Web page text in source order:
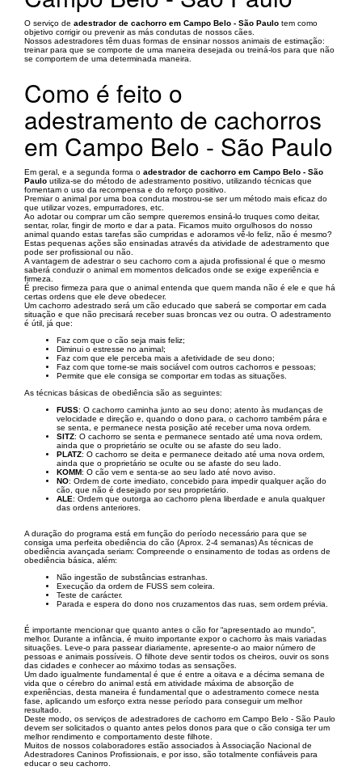
O serviço de adestrador de cachorro em Campo Belo - São Paulo tem como
objetivo corrigir ou prevenir as más condutas de nossos cães.
Nossos adestradores têm duas formas de ensinar nossos animais de estimação:
treinar para que se comporte de uma maneira desejada ou treiná-los para que não
se comportem de uma determinada maneira.
Como é feito o
adestramento de cachorros
em Campo Belo - São Paulo
Em geral, e a segunda forma o adestrador de cachorro em Campo Belo - São
Paulo utiliza-se do método de adestramento positivo, utilizando técnicas que
fomentam o uso da recompensa e do reforço positivo.
Premiar o animal por uma boa conduta mostrou-se ser um método mais eficaz do
que utilizar vozes, empurradores, etc.
Ao adotar ou comprar um cão sempre queremos ensiná-lo truques como deitar,
sentar, rolar, fingir de morto e dar a pata. Ficamos muito orgulhosos do nosso
animal quando estas tarefas são cumpridas e adoramos vê-lo feliz, não é mesmo?
Estas pequenas ações são ensinadas através da atividade de adestramento que
pode ser profissional ou não.
A vantagem de adestrar o seu cachorro com a ajuda profissional é que o mesmo
saberá conduzir o animal em momentos delicados onde se exige experiência e
firmeza.
É preciso firmeza para que o animal entenda que quem manda não é ele e que há
certas ordens que ele deve obedecer.
Um cachorro adestrado será um cão educado que saberá se comportar em cada
situação e que não precisará receber suas broncas vez ou outra. O adestramento
é útil, já que:
Faz com que o cão seja mais feliz;
Diminui o estresse no animal;
Faz com que ele perceba mais a afetividade de seu dono;
Faz com que torne-se mais sociável com outros cachorros e pessoas;
Permite que ele consiga se comportar em todas as situações.
As técnicas básicas de obediência são as seguintes:
FUSS: O cachorro caminha junto ao seu dono; atento às mudanças de
velocidade e direção e, quando o dono para, o cachorro também pára e
se senta, e permanece nesta posição até receber uma nova ordem.
SITZ: O cachorro se senta e permanece sentado até uma nova ordem,
ainda que o proprietário se oculte ou se afaste do seu lado.
PLATZ: O cachorro se deita e permanece deitado até uma nova ordem,
ainda que o proprietário se oculte ou se afaste do seu lado.
KOMM: O cão vem e senta-se ao seu lado até novo aviso.
NO: Ordem de corte imediato, concebido para impedir qualquer ação do
cão, que não é desejado por seu proprietário.
ALE: Ordem que outorga ao cachorro plena liberdade e anula qualquer
das ordens anteriores.
A duração do programa está em função do período necessário para que se
consiga uma perfeita obediência do cão (Aprox. 2-4 semanas) As técnicas de
obediência avançada seriam: Compreende o ensinamento de todas as ordens de
obediência básica, além:
Não ingestão de substâncias estranhas.
Execução da ordem de FUSS sem coleira.
Teste de carácter.
Parada e espera do dono nos cruzamentos das ruas, sem ordem prévia.
É importante mencionar que quanto antes o cão for “apresentado ao mundo”,
melhor. Durante a infância, é muito importante expor o cachorro às mais variadas
situações. Leve-o para passear diariamente, apresente-o ao maior número de
pessoas e animais possíveis. O filhote deve sentir todos os cheiros, ouvir os sons
das cidades e conhecer ao máximo todas as sensações.
Um dado igualmente fundamental é que é entre a oitava e a décima semana de
vida que o cérebro do animal está em atividade máxima de absorção de
experiências, desta maneira é fundamental que o adestramento comece nesta
fase, aplicando um esforço extra nesse período para conseguir um melhor
resultado.
Deste modo, os serviços de adestradores de cachorro em Campo Belo - São Paulo
devem ser solicitados o quanto antes pelos donos para que o cão consiga ter um
melhor rendimento e comportamento deste filhote.
Muitos de nossos colaboradores estão associados à Associação Nacional de
Adestradores Caninos Profissionais, e por isso, são totalmente confiáveis para
educar o seu cachorro.